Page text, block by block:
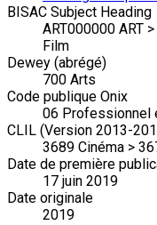
BISAC Subject Heading
ART000000 ART
Film
Dewey (abrégé)
700 Arts
Code publique Onix
06 Professionnel
CLIL (Version 2013-
3689 Cinéma >
Date de première
17 juin 2019
Date originale
2019